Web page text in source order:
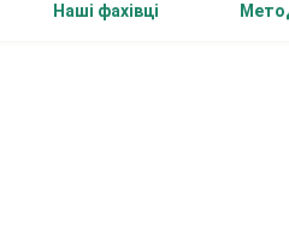
Наші фахівці